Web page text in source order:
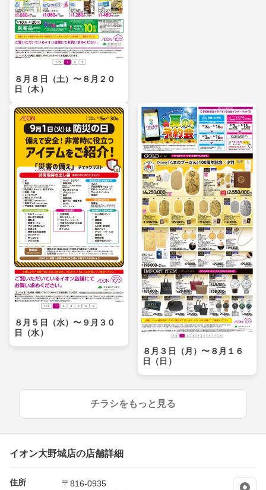
８月８日（土）〜８月２０
日（木）
８月５日（水）〜９月３０
日（水）
８月３日（月）〜８月１６
日（日）
チラシをもっと見る
イオン大野城店の店舗詳細
住所
〒816-0935